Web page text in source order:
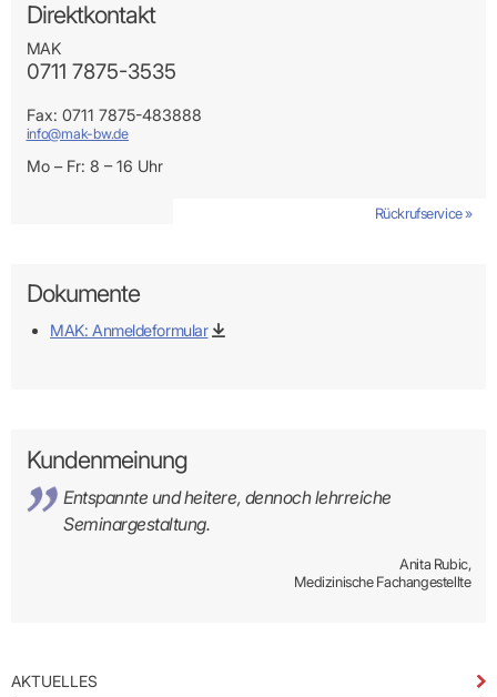
AKTUELLES
Direktkontakt
MAK
0711 7875-3535
Fax: 0711 7875-483888
info@mak-bw.de
Mo – Fr: 8 – 16 Uhr
Rückrufservice »
Dokumente
MAK: Anmeldeformular
Kundenmeinung
Entspannte und heitere, dennoch lehrreiche
Seminargestaltung.
Anita Rubic,
Medizinische Fachangestellte